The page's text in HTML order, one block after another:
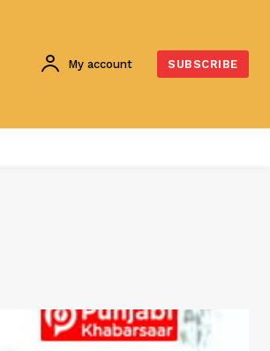
My account SUBSCRIBE